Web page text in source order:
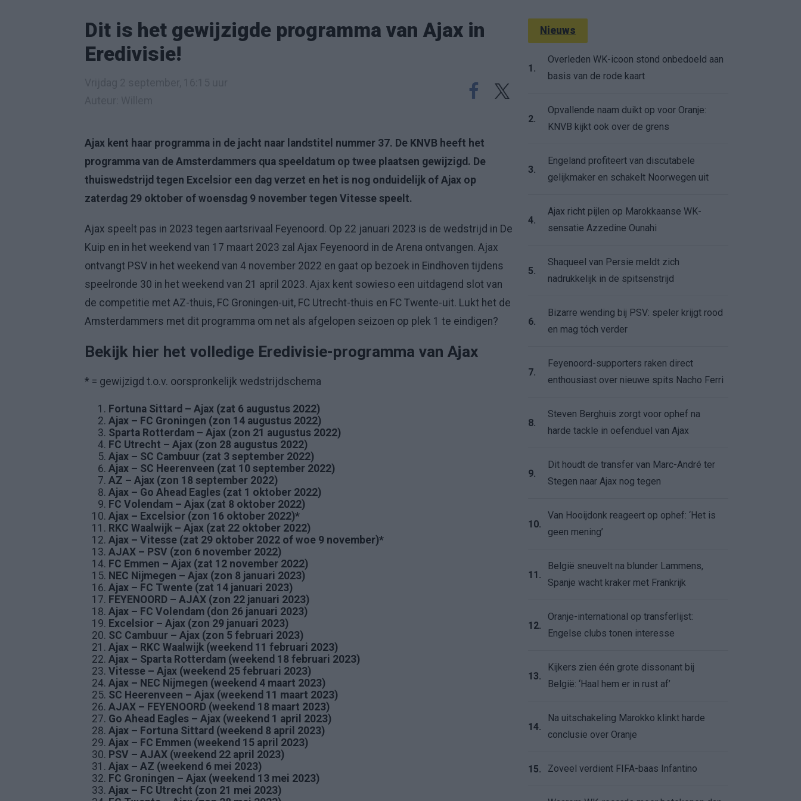
Dit is het gewijzigde programma van Ajax in
Eredivisie!
Ajax kent haar programma in de jacht naar landstitel nummer 37. De KNVB heeft het
programma van de Amsterdammers qua speeldatum op twee plaatsen gewijzigd. De
thuiswedstrijd tegen Excelsior een dag verzet en het is nog onduidelijk of Ajax op
zaterdag 29 oktober of woensdag 9 november tegen Vitesse speelt.
Ajax speelt pas in 2023 tegen aartsrivaal Feyenoord. Op 22 januari 2023 is de wedstrijd in De
Kuip en in het weekend van 17 maart 2023 zal Ajax Feyenoord in de Arena ontvangen. Ajax
ontvangt PSV in het weekend van 4 november 2022 en gaat op bezoek in Eindhoven tijdens
speelronde 30 in het weekend van 21 april 2023. Ajax kent sowieso een uitdagend slot van
de competitie met AZ-thuis, FC Groningen-uit, FC Utrecht-thuis en FC Twente-uit. Lukt het de
Amsterdammers met dit programma om net als afgelopen seizoen op plek 1 te eindigen?
Bekijk hier het volledige Eredivisie-programma van Ajax
* = gewijzigd t.o.v. oorspronkelijk wedstrijdschema
Fortuna Sittard – Ajax (zat 6 augustus 2022)
Ajax – FC Groningen (zon 14 augustus 2022)
Sparta Rotterdam – Ajax (zon 21 augustus 2022)
FC Utrecht – Ajax (zon 28 augustus 2022)
Ajax – SC Cambuur (zat 3 september 2022)
Ajax – SC Heerenveen (zat 10 september 2022)
AZ – Ajax (zon 18 september 2022)
Ajax – Go Ahead Eagles (zat 1 oktober 2022)
FC Volendam – Ajax (zat 8 oktober 2022)
Ajax – Excelsior (zon 16 oktober 2022)*
RKC Waalwijk – Ajax (zat 22 oktober 2022)
Ajax – Vitesse (zat 29 oktober 2022 of woe 9 november)*
AJAX – PSV (zon 6 november 2022)
FC Emmen – Ajax (zat 12 november 2022)
NEC Nijmegen – Ajax (zon 8 januari 2023)
Ajax – FC Twente (zat 14 januari 2023)
FEYENOORD – AJAX (zon 22 januari 2023)
Ajax – FC Volendam (don 26 januari 2023)
Excelsior – Ajax (zon 29 januari 2023)
SC Cambuur – Ajax (zon 5 februari 2023)
Ajax – RKC Waalwijk (weekend 11 februari 2023)
Ajax – Sparta Rotterdam (weekend 18 februari 2023)
Vitesse – Ajax (weekend 25 februari 2023)
Ajax – NEC Nijmegen (weekend 4 maart 2023)
SC Heerenveen – Ajax (weekend 11 maart 2023)
AJAX – FEYENOORD (weekend 18 maart 2023)
Go Ahead Eagles – Ajax (weekend 1 april 2023)
Ajax – Fortuna Sittard (weekend 8 april 2023)
Ajax – FC Emmen (weekend 15 april 2023)
PSV – AJAX (weekend 22 april 2023)
Ajax – AZ (weekend 6 mei 2023)
FC Groningen – Ajax (weekend 13 mei 2023)
Ajax – FC Utrecht (zon 21 mei 2023)
Nieuws
1.
Overleden WK-icoon stond onbedoeld aan
basis van de rode kaart
2.
Opvallende naam duikt op voor Oranje:
KNVB kijkt ook over de grens
3.
Engeland profiteert van discutabele
gelijkmaker en schakelt Noorwegen uit
4.
Ajax richt pijlen op Marokkaanse WK-
sensatie Azzedine Ounahi
5.
Shaqueel van Persie meldt zich
nadrukkelijk in de spitsenstrijd
6.
Bizarre wending bij PSV: speler krijgt rood
en mag tóch verder
7.
Feyenoord-supporters raken direct
enthousiast over nieuwe spits Nacho Ferri
8.
Steven Berghuis zorgt voor ophef na
harde tackle in oefenduel van Ajax
9.
Dit houdt de transfer van Marc-André ter
Stegen naar Ajax nog tegen
10.
Van Hooijdonk reageert op ophef: ‘Het is
geen mening’
11.
België sneuvelt na blunder Lammens,
Spanje wacht kraker met Frankrijk
12.
Oranje-international op transferlijst:
Engelse clubs tonen interesse
13.
Kijkers zien één grote dissonant bij
België: ‘Haal hem er in rust af’
14.
Na uitschakeling Marokko klinkt harde
conclusie over Oranje
15. Zoveel verdient FIFA-baas Infantino